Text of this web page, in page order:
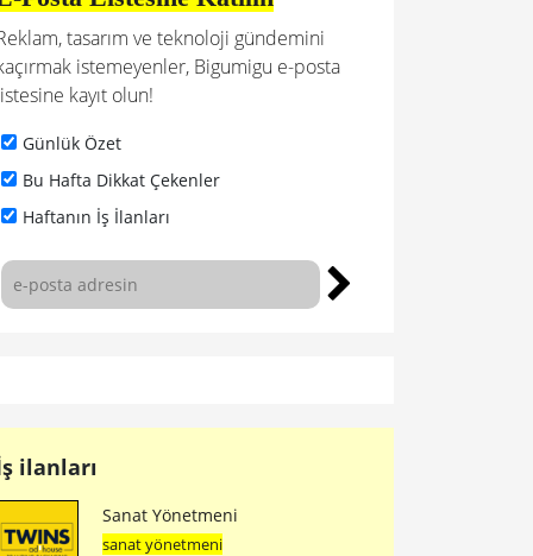
tasarım ve teknoloji gündemini
istemeyenler, Bigumigu e-posta
kayıt olun!
Günlük Özet
Bu Hafta Dikkat Çekenler
Haftanın İş İlanları
ilanları
Sanat Yönetmeni
sanat yönetmeni